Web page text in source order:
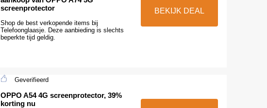
screenprotector
Shop de best verkopende items bij
Telefoonglaasje. Deze aanbieding is slechts
beperkte tijd geldig.
BEKIJK DEAL
Geverifieerd
OPPO A54 4G screenprotector, 39%
korting nu